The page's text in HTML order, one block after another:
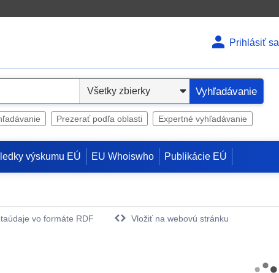
Prihlásiť sa
Vyhľadávanie
Prezerať podľa oblasti Expertné vyhľadávanie
výskumu EÚ EU Whoiswho Publikácie EÚ
vo formáte RDF
Vložiť na webovú stránku